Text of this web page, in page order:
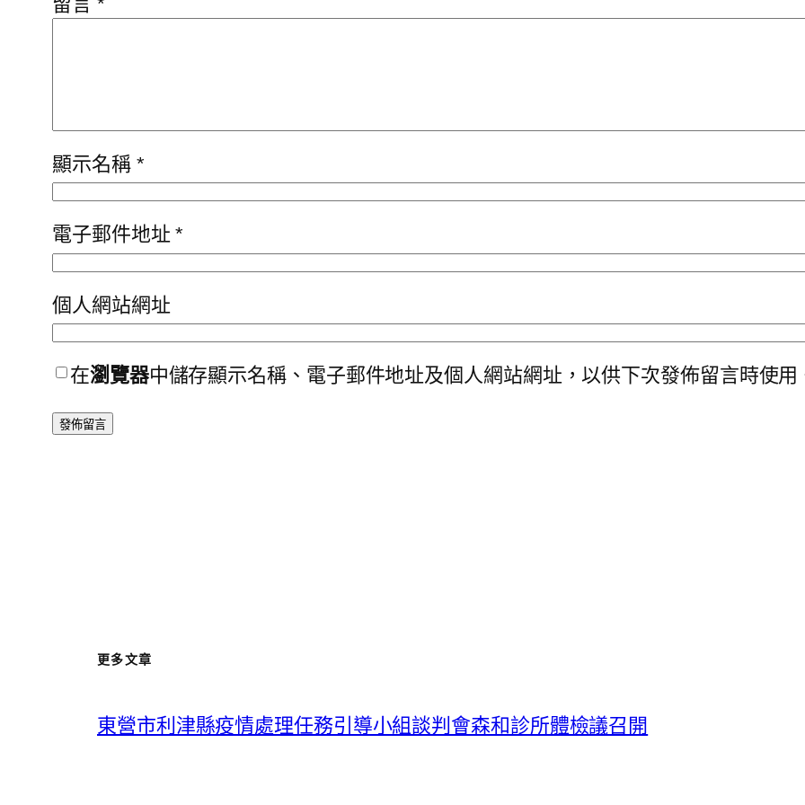
顯示名稱 *
電子郵件地址*
個人網站網址
在瀏覽器中儲存顯示名稱、電子郵件地址及個人網站網址，以供下次發佈留言時使用
更多文章
東營市利津縣疫情處理任務引導小組談判會森和診所體檢議召開